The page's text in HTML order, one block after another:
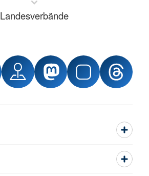
Landesverbände